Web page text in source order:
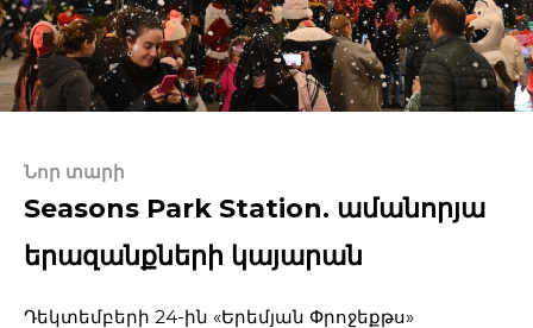
Նոր տարի
Seasons Park Station. ամանորյա
երազանքների կայարան
Դեկտեմբերի 24-ին «Երեմյան Փրոջեքթս»